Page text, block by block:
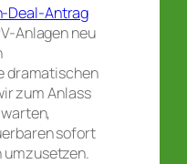
Deal-Antrag
Anlagen neu
dramatischen
zum Anlass
sofort
umzusetzen.